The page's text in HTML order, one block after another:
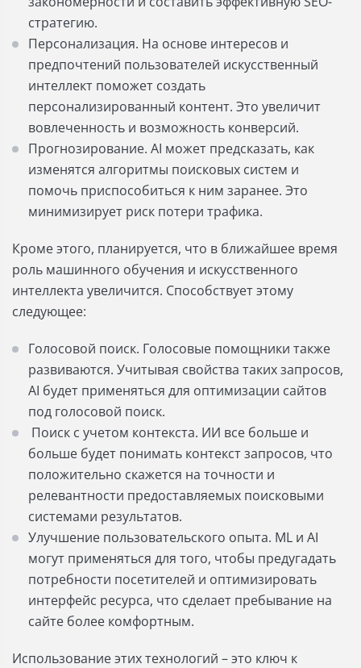
стратегию.
Персонализация. На основе интересов и
предпочтений пользователей искусственный
интеллект поможет создать
персонализированный контент. Это увеличит
вовлеченность и возможность конверсий.
Прогнозирование. AI может предсказать, как
изменятся алгоритмы поисковых систем и
помочь приспособиться к ним заранее. Это
минимизирует риск потери трафика.
Кроме этого, планируется, что в ближайшее время
роль машинного обучения и искусственного
интеллекта увеличится. Способствует этому
следующее:
Голосовой поиск. Голосовые помощники также
развиваются. Учитывая свойства таких запросов,
AI будет применяться для оптимизации сайтов
под голосовой поиск.
Поиск с учетом контекста. ИИ все больше и
больше будет понимать контекст запросов, что
положительно скажется на точности и
релевантности предоставляемых поисковыми
системами результатов.
Улучшение пользовательского опыта. ML и AI
могут применяться для того, чтобы предугадать
потребности посетителей и оптимизировать
интерфейс ресурса, что сделает пребывание на
сайте более комфортным.
Использование этих технологий – это ключ к